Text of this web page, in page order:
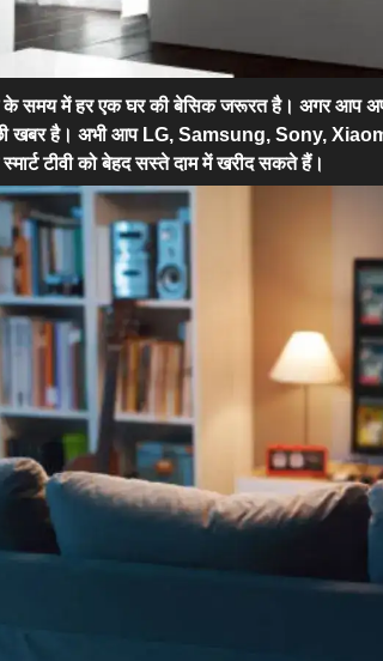
के समय में हर एक घर की बेसिक जरूरत है। अगर आप
खबर है। अभी आप LG, Samsung, Sony,
टीवी को बेहद सस्ते दाम में खरीद सकते हैं।